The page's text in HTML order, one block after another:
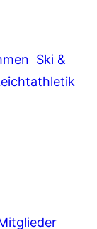
Ski &